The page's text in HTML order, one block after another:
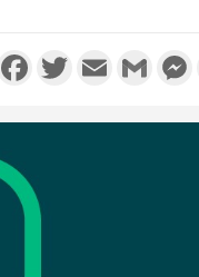
PartagerFacebookTwitterEmail Gmail
l'Indépendance, les